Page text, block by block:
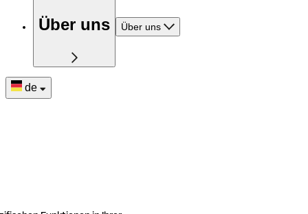
Über uns Über uns
de